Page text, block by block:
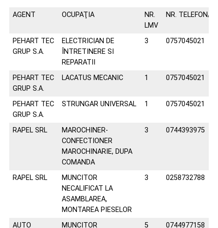
AGENT OCUPAŢIA
NR.
LMV
NR. TELEFON/
PEHART TEC
GRUP S.A.
ELECTRICIAN DE
ÎNTRETINERE SI
REPARATII
3 0757045021
PEHART TEC
GRUP S.A.
LACATUS MECANIC 1 0757045021
PEHART TEC
GRUP S.A.
STRUNGAR UNIVERSAL 1 0757045021
RAPEL SRL
MAROCHINER-
CONFECTIONER
MAROCHINARIE, DUPA
COMANDA
3 0744393975
RAPEL SRL
MUNCITOR
NECALIFICAT LA
ASAMBLAREA,
MONTAREA PIESELOR
3 0258732788
AUTO
MUNCITOR
5 0744977158